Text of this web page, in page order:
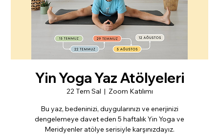
Yin Yoga Yaz Atölyeleri
22 Tem Sal
  |
Zoom Katılımı
Bu yaz, bedeninizi, duygularınızı ve enerjinizi
dengelemeye davet eden 5 haftalık Yin Yoga ve
Meridyenler atölye serisiyle karşınızdayız.